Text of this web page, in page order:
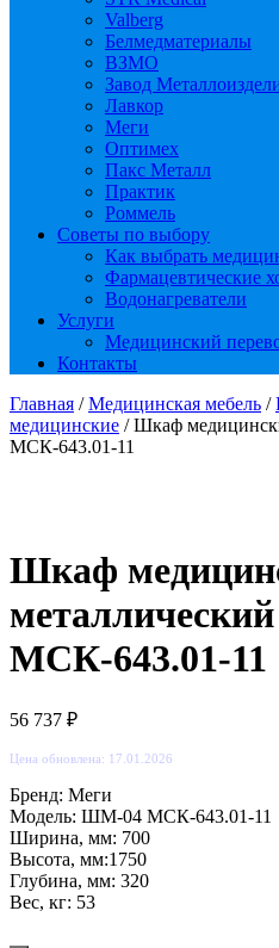
Valberg
Белмедматериалы
ВЗМО
Завод
Лавкор
Меги
Оптимех
Пакс Металл
Практик
Роммель
Советы по выбору
Как выбрать
Фармацевтические
Водонагреватели
Услуги
Медицинский
Контакты
Главная /Медицинская мебель /
медицинские / Шкаф
МСК-643.01-11
Шкаф
МСК-643.01-11
56 737 ₽
Цена обновлена: 17.01.2026
Бренд: Меги
Модель: ШМ-04 МСК-643.01-11
Ширина, мм: 700
Высота, мм:1750
Глубина, мм: 320
Вес, кг: 53